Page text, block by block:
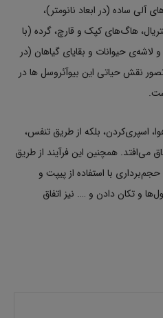
آلی ساده (در ابعاد نانومتر)،
هاگ‌های کپک و قارچ، گرده (با
۱۰۰ میکرومتر) و لاشه‌ی حیوانات و بقایای گیاهان (در
نقش حیاتی این بیوآئروسل ها در
اسپری‌کردن، بلکه از طریق تنفس،
می‌افتد. همچنین این فرآیند از طریق
با استفاده از پیپت و
و تکان دادن و …. نیز اتفاق